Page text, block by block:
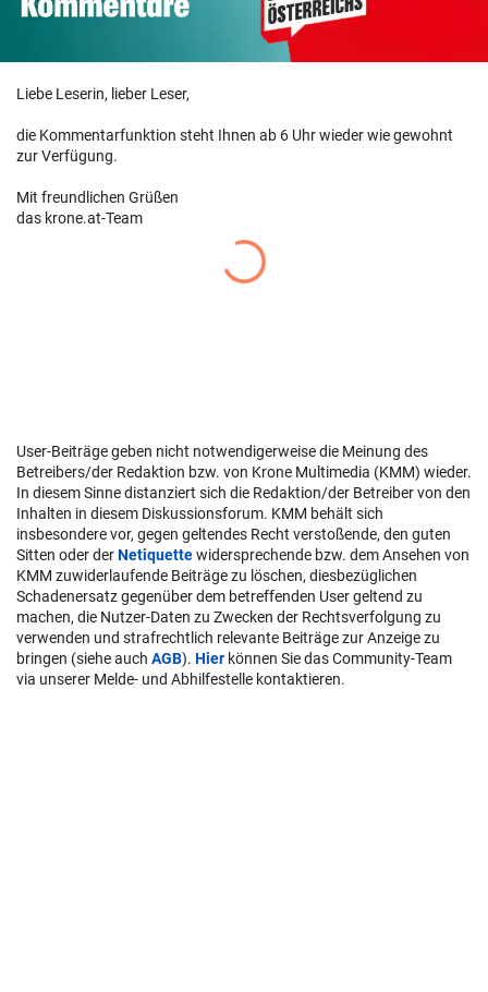
Liebe Leserin, lieber Leser,
die Kommentarfunktion steht Ihnen ab 6 Uhr wieder wie gewohnt
zur Verfügung.
Mit freundlichen Grüßen
das krone.at-Team
User-Beiträge geben nicht notwendigerweise die Meinung des
Betreibers/der Redaktion bzw. von Krone Multimedia (KMM) wieder.
In diesem Sinne distanziert sich die Redaktion/der Betreiber von den
Inhalten in diesem Diskussionsforum. KMM behält sich
insbesondere vor, gegen geltendes Recht verstoßende, den guten
Sitten oder derNetiquettewidersprechende bzw. dem Ansehen von
KMM zuwiderlaufende Beiträge zu löschen, diesbezüglichen
Schadenersatz gegenüber dem betreffenden User geltend zu
machen, die Nutzer-Daten zu Zwecken der Rechtsverfolgung zu
verwenden und strafrechtlich relevante Beiträge zur Anzeige zu
bringen (siehe auch AGB). Hier können Sie das Community-Team
via unserer Melde- und Abhilfestelle kontaktieren.